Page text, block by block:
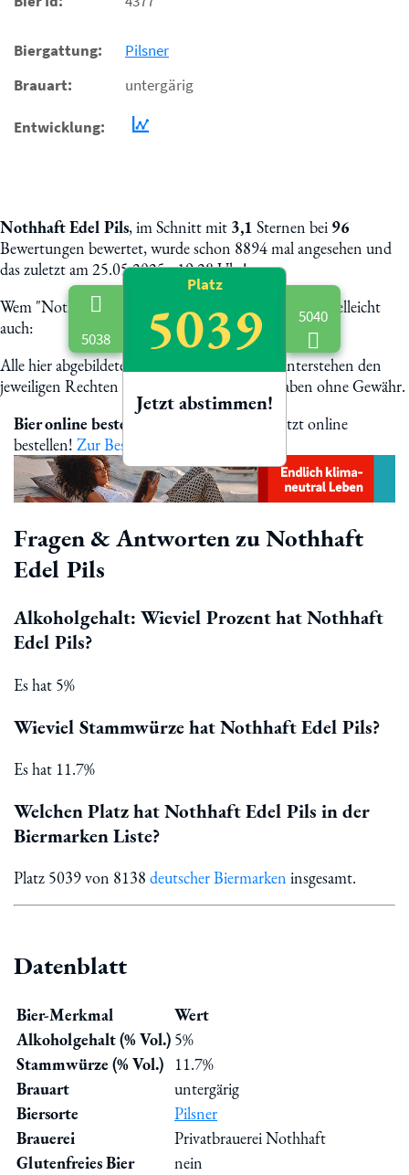
Biergattung:
Pilsner
Brauart:
untergärig
Entwicklung:
Nothhaft Edel Pils, im Schnitt mit 3,1 Sternen bei 96
Bewertungen bewertet, wurde schon 8894 mal angesehen und
das zuletzt am 25.05.2025 - 19:28 Uhr!
Wem "Nothhaft Edel Pils" schmeckt, dem schmeckt vielleicht
auch:
Alle hier abgebildete Biermarken und Logos unterstehen den
jeweiligen Rechten der Eigentümer. Alle Angaben ohne Gewähr.
5038
Platz
5039
Jetzt abstimmen!
5040
Bier online bestellen
Nothhaft Edel Pils jetzt online
bestellen! Zur Bestellung
Fragen & Antworten zu Nothhaft
Edel Pils
Alkoholgehalt: Wieviel Prozent hat Nothhaft
Edel Pils?
Es hat 5%
Wieviel Stammwürze hat Nothhaft Edel Pils?
Es hat 11.7%
Welchen Platz hat Nothhaft Edel Pils in der
Biermarken Liste?
Platz 5039 von 8138 deutscher Biermarken insgesamt.
Datenblatt
Bier-Merkmal
Wert
Alkoholgehalt (% Vol.) 5%
Stammwürze (% Vol.) 11.7%
Brauart
untergärig
Biersorte
Pilsner
Brauerei
Privatbrauerei Nothhaft
Glutenfreies Bier
nein